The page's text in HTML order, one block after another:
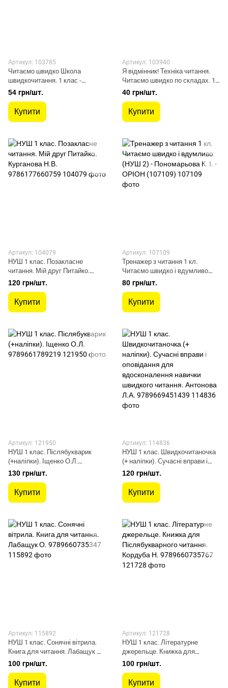
Артикул: 103785
Читаємо швидко Школа
швидкочитання. 1 клас -
Шипарьова О.В. - Торсінг
(103785)
54 грн/шт.
Купити
Артикул: 103940
Я відмінник! Техніка читання.
Читаємо швидко по складах. 1
клас - Таровита І. О. - УЛА
(103940)
40 грн/шт.
Купити
Артикул: 104079
НУШ 1 клас. Позакласне
читання. Мій друг Питайко.
Курганова Н.В. 9786177660759
120 грн/шт.
Купити
Артикул: 107109
Тренажер з читання 1 кл.
Читаємо швидко і вдумливо
(НУШ 2) - Пономарьова К. І. -
ОРІОН (107109)
80 грн/шт.
Купити
Артикул: 121950
НУШ 1 клас. Післябукварик
(+наліпки). Іщенко О.Л.
9789661789219
130 грн/шт.
Купити
Артикул: 114836
НУШ 1 клас. Швидкочитаночка
(+ наліпки). Сучасні вправи і
оповідання для вдосконалення
навички швидкого читання.
Антонова Л.А. 9789669451439
120 грн/шт.
Купити
Артикул: 115892
НУШ 1 клас. Сонячні вітрила.
Книга для читання. Лабащук О.
9789660735347
100 грн/шт.
Купити
Артикул: 121728
НУШ 1 клас. Літературне
джерельце. Книжка для
Післябукварного читання.
Кордуба Н. 9789660735767
100 грн/шт.
Купити